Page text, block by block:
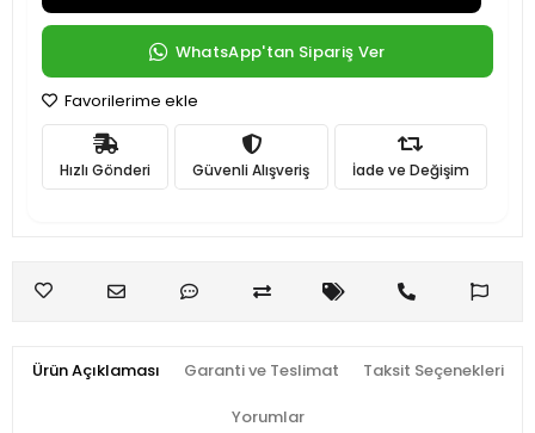
WhatsApp'tan Sipariş Ver
Favorilerime ekle
Hızlı Gönderi Güvenli Alışveriş İade ve Değişim
Ürün Açıklaması Garanti ve Teslimat Taksit Seçenekleri
Yorumlar